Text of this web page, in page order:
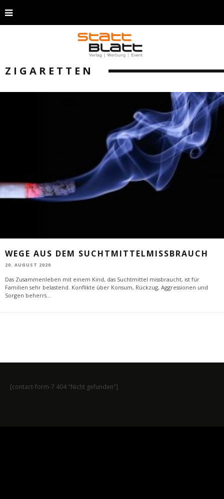
ZIGARETTEN
WEGE AUS DEM SUCHTMITTELMISSBRAUCH
20. AUGUST 2020
Das Zusammenleben mit einem Kind, das Suchtmittel missbraucht, ist für
Familien sehr belastend. Konflikte über Konsum, Rückzug, Aggressionen und
Sorgen beherrs...
[contact-form-7 404 "Nicht gefunden"]